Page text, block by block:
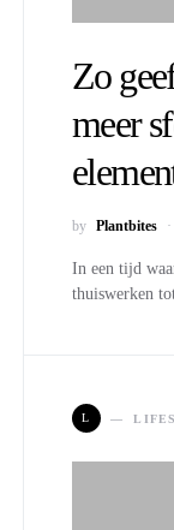
Zo
meer
by Plantbites
In een tijd
thuiswerken
L